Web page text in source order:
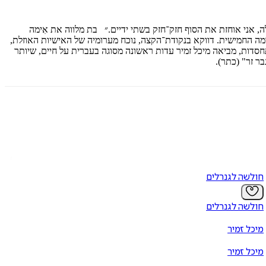
אוחזת את הסוף חזק־חזק בשתי ידיים.״ בת מלווה את אִימה
החמישית. דווקא בנקודת־הקצה, נוכח מערומיה של האישיות האוזלת,
מביאה מיכל זמיר עדות ראשונה מסוגה בעברית על חיים, שיותר
זר" (כתר).
חולשה לגנרלים
חולשה לגנרלים
מיכל זמיר
מיכל זמיר